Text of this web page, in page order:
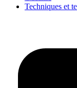
Techniques et